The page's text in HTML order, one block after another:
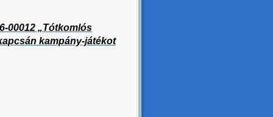
00012 „Tótkomlós
kampány-játékot